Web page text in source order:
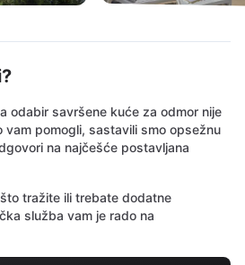
odabir savršene kuće za odmor nije
vam pomogli, sastavili smo opsežnu
na najčešće postavljana
tražite ili trebate dodatne
služba vam je rado na